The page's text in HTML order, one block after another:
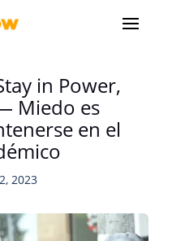
in Power,
Miedo es
en el
2023